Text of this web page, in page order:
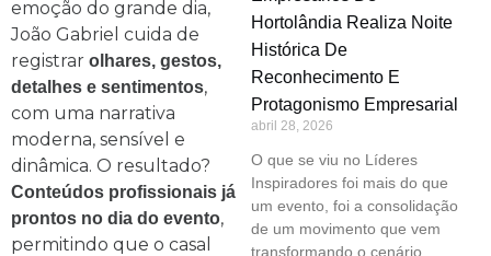
emoção do grande dia,
João Gabriel cuida de
registrar olhares, gestos,
detalhes e sentimentos,
com uma narrativa
moderna, sensível e
dinâmica. O resultado?
Conteúdos profissionais já
prontos no dia do evento,
permitindo que o casal
Hortolândia Realiza Noite
Histórica De
Reconhecimento E
Protagonismo Empresarial
abril 28, 2026
O que se viu no Líderes
Inspiradores foi mais do que
um evento, foi a consolidação
de um movimento que vem
transformando o cenário